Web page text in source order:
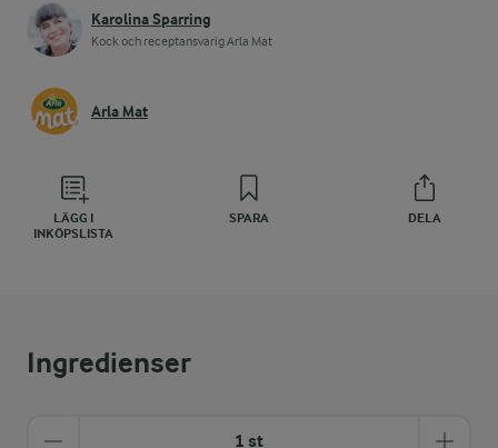
Karolina Sparring
Kock och receptansvarig Arla Mat
Arla Mat
LÄGG I
INKÖPSLISTA
SPARA DELA
Ingredienser
1 st